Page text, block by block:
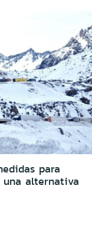
para
una alternativa